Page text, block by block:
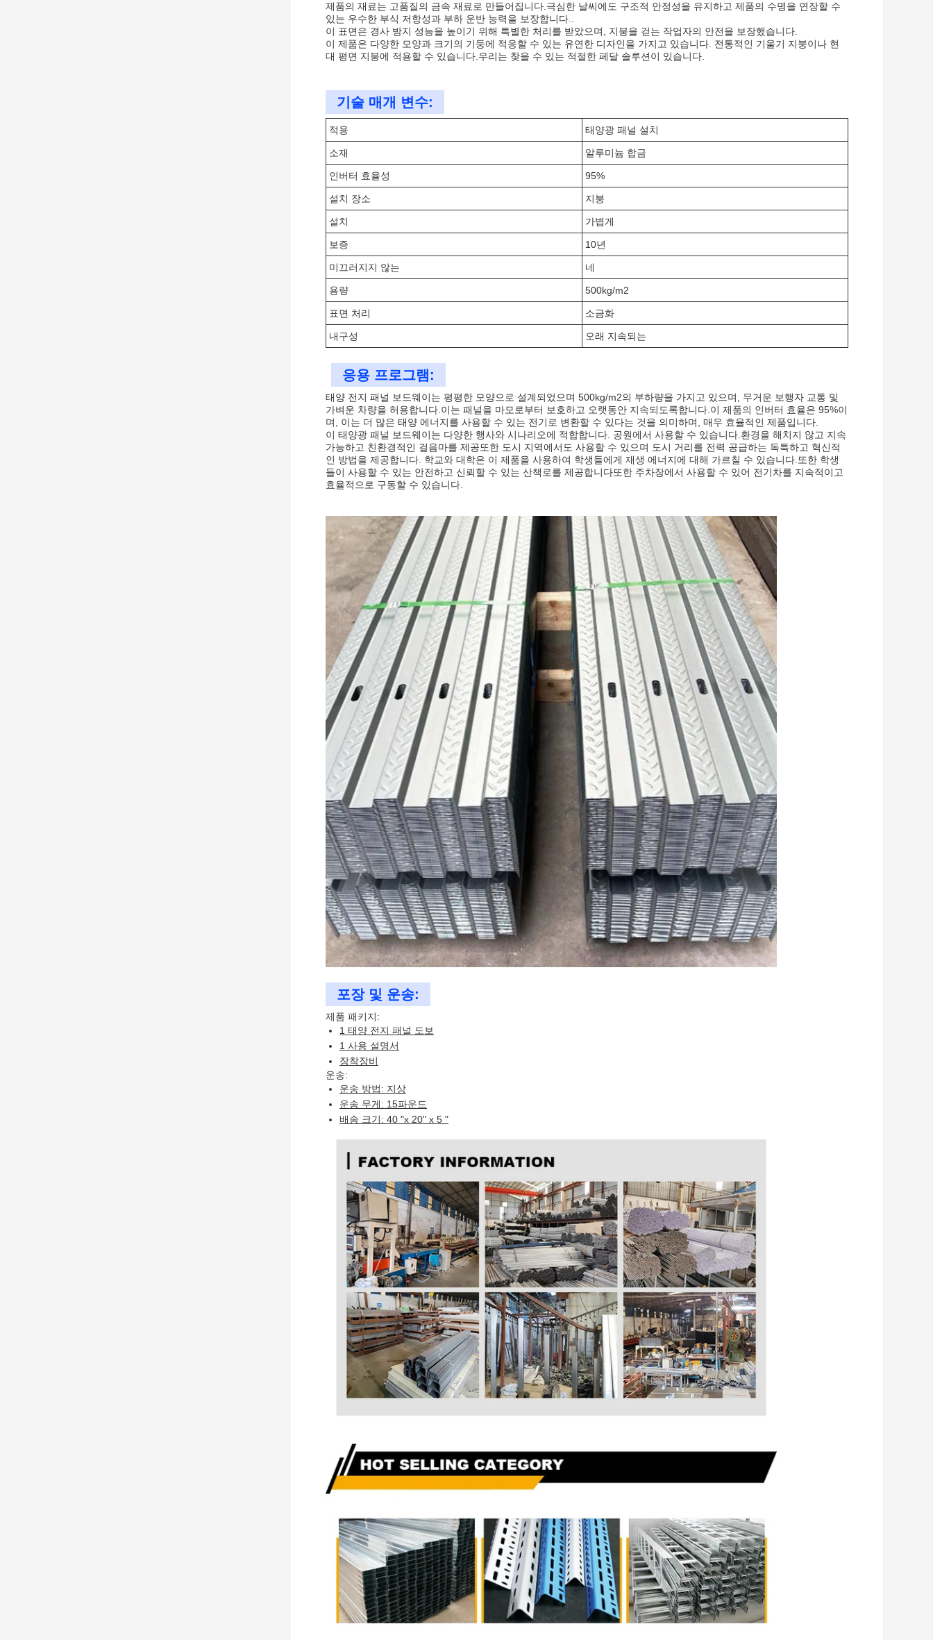
제품의 재료는 고품질의 금속 재료로 만들어집니다.극심한 날씨에도 구조적 안정성을 유지하고 제품의 수명을 연장할 수
있는 우수한 부식 저항성과 부하 운반 능력을 보장합니다..
이 표면은 경사 방지 성능을 높이기 위해 특별한 처리를 받았으며, 지붕을 걷는 작업자의 안전을 보장했습니다.
이 제품은 다양한 모양과 크기의 기둥에 적응할 수 있는 유연한 디자인을 가지고 있습니다. 전통적인 기울기 지붕이나 현
대 평면 지붕에 적용할 수 있습니다.우리는 찾을 수 있는 적절한 페달 솔루션이 있습니다.
기술 매개 변수:
적용 태양광 패널 설치
소재 알루미늄 합금
인버터 효율성 95%
설치 장소 지붕
설치 가볍게
보증 10년
미끄러지지 않는 네
용량 500kg/m2
표면 처리 소금화
내구성 오래 지속되는
응용 프로그램:
태양 전지 패널 보드웨이는 평평한 모양으로 설계되었으며 500kg/m2의 부하량을 가지고 있으며, 무거운 보행자 교통 및
가벼운 차량을 허용합니다.이는 패널을 마모로부터 보호하고 오랫동안 지속되도록합니다.이 제품의 인버터 효율은 95%이
며, 이는 더 많은 태양 에너지를 사용할 수 있는 전기로 변환할 수 있다는 것을 의미하며, 매우 효율적인 제품입니다.
이 태양광 패널 보드웨이는 다양한 행사와 시나리오에 적합합니다. 공원에서 사용할 수 있습니다.환경을 해치지 않고 지속
가능하고 친환경적인 걸음마를 제공또한 도시 지역에서도 사용할 수 있으며 도시 거리를 전력 공급하는 독특하고 혁신적
인 방법을 제공합니다. 학교와 대학은 이 제품을 사용하여 학생들에게 재생 에너지에 대해 가르칠 수 있습니다.또한 학생
들이 사용할 수 있는 안전하고 신뢰할 수 있는 산책로를 제공합니다또한 주차장에서 사용할 수 있어 전기차를 지속적이고
효율적으로 구동할 수 있습니다.
포장 및 운송:
제품 패키지:
1 태양 전지 패널 도보
1 사용 설명서
장착장비
운송:
운송 방법: 지상
운송 무게: 15파운드
배송 크기: 40 "x 20" x 5 "